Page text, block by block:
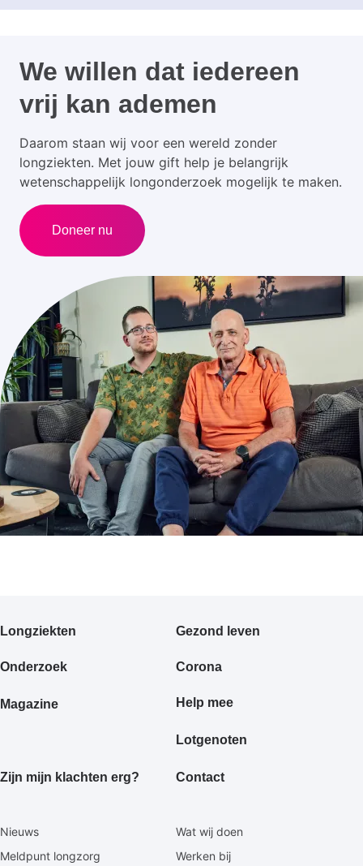
We willen dat iedereen
vrij kan ademen
Daarom staan wij voor een wereld zonder
longziekten. Met jouw gift help je belangrijk
wetenschappelijk longonderzoek mogelijk te maken.
Doneer nu
Primair
Longziekten Gezond leven
Onderzoek Corona
Magazine Help mee
Lotgenoten
Zijn mijn klachten erg? Contact
Secundaire
Nieuws
Wat wij doen
Meldpunt longzorg
Werken bij